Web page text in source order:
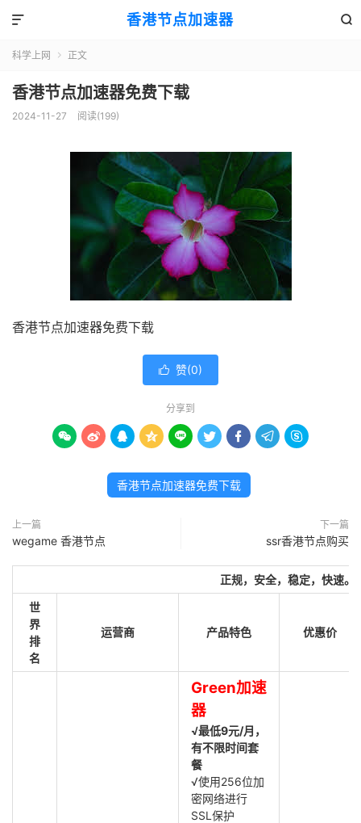
香港节点加速器 

科学上网  正文
香港节点加速器免费下载
2024-11-27 阅读(199)
香港节点加速器免费下载
 赞(0)
分享到
        
香港节点加速器免费下载
上一篇
wegame 香港节点
下一篇
ssr香港节点购买
正规，安全，稳定，快速。
世
界
排
名
运营商 产品特色 优惠价
Green加速
器
√最低9元/月，
有不限时间套
餐
√使用256位加
密网络进行
SSL保护